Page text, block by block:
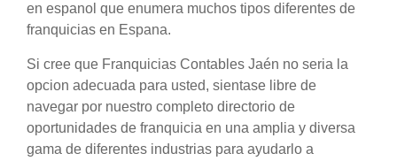
en espanol que enumera muchos tipos diferentes de
franquicias en Espana.
Si cree que Franquicias Contables Jaén no seria la
opcion adecuada para usted, sientase libre de
navegar por nuestro completo directorio de
oportunidades de franquicia en una amplia y diversa
gama de diferentes industrias para ayudarlo a